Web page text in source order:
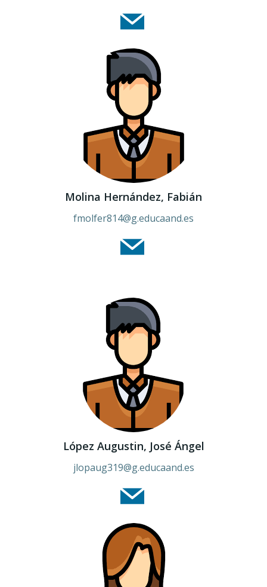
Molina Hernández, Fabián
fmolfer814@g.educaand.es
López Augustin, José Ángel
jlopaug319@g.educaand.es